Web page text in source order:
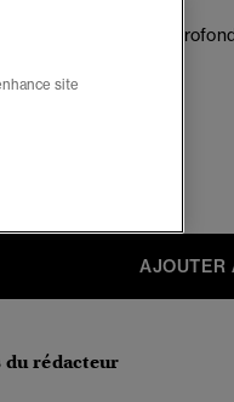
bleu marine chiné
Taille:
AJOUTER
du rédacteur
site